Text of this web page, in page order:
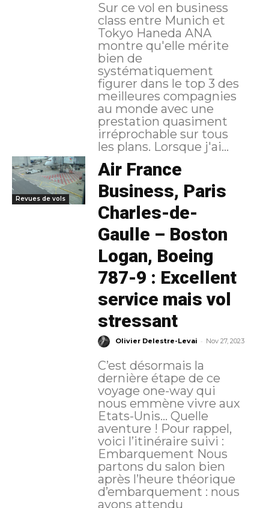
Sur ce vol en business
class entre Munich et
Tokyo Haneda ANA
montre qu'elle mérite
bien de
systématiquement
figurer dans le top 3 des
meilleures compagnies
au monde avec une
prestation quasiment
irréprochable sur tous
les plans. Lorsque j'ai...
Revues de vols
Air France
Business, Paris
Charles-de-
Gaulle – Boston
Logan, Boeing
787-9 : Excellent
service mais vol
stressant
Olivier Delestre-Levai - Nov 27, 2023
C’est désormais la
dernière étape de ce
voyage one-way qui
nous emmène vivre aux
Etats-Unis… Quelle
aventure ! Pour rappel,
voici l’itinéraire suivi :
Embarquement Nous
partons du salon bien
après l’heure théorique
d’embarquement : nous
avons attendu